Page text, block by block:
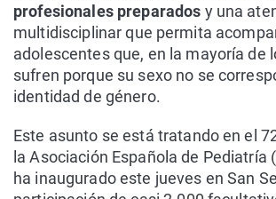
profesionales preparados y una
multidisciplinar que permita
adolescentes que, en la mayoría de
sufren porque su sexo no se
identidad de género.
Este asunto se está tratando en el
la Asociación Española de Pediatría
ha inaugurado este jueves en San